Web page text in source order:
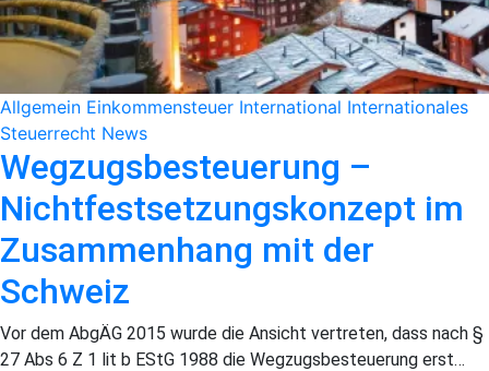
Allgemein Einkommensteuer International Internationales
Steuerrecht News
Wegzugsbesteuerung –
Nichtfestsetzungskonzept im
Zusammenhang mit der
Schweiz
Vor dem AbgÄG 2015 wurde die Ansicht vertreten, dass nach §
27 Abs 6 Z 1 lit b EStG 1988 die Wegzugsbesteuerung erst…